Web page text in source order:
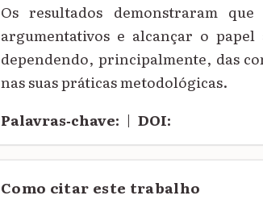
Os resultados demonstraram
argumentativos e alcançar o
dependendo, principalmente, das
nas suas práticas metodológicas.
Palavras‑chave: | DOI:
Como citar este trabalho